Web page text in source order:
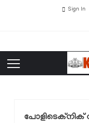
Sign In
പോളിടെക്‌നിക്